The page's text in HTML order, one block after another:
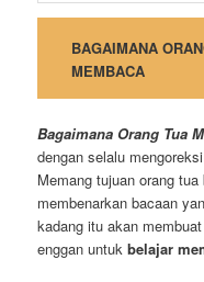
BAGAIMANA
MEMBACA
Bagaimana Orang Tua
dengan selalu
Memang tujuan orang
membenarkan bacaan
kadang itu akan
enggan untukbelajar